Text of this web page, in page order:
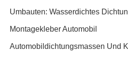
Umbauten: Wasserdichtes
Montagekleber Automobil
Automobildichtungsmassen Und